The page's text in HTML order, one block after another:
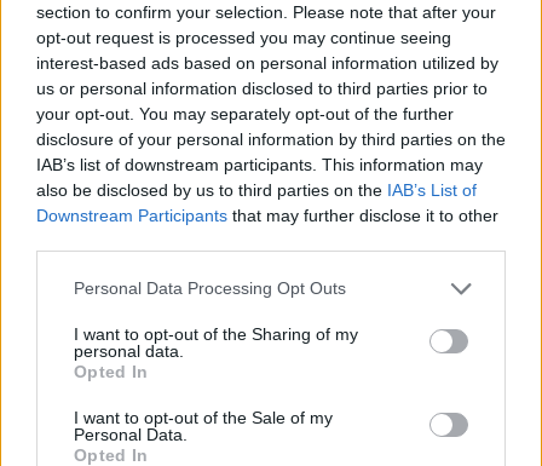
section to confirm your selection. Please note that after your
opt-out request is processed you may continue seeing
interest-based ads based on personal information utilized by
us or personal information disclosed to third parties prior to
your opt-out. You may separately opt-out of the further
disclosure of your personal information by third parties on the
IAB’s list of downstream participants. This information may
also be disclosed by us to third parties on the IAB’s List of
Downstream Participants that may further disclose it to other
Personal Data Processing Opt Outs
I want to opt-out of the Sharing of my
personal data.
Opted In
I want to opt-out of the Sale of my
Personal Data.
Opted In
Deseu el meu nom, el correu electrònic i el lloc web en
aquest navegador per a la propera vegada que comenti.
ÚLTIMES NOTÍCIES
enguany amb més modistes i gairebé